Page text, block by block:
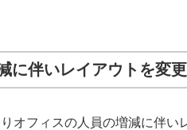
に伴いレイアウトを変更
オフィスの人員の増減に伴